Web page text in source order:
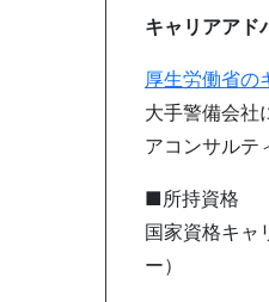
キャリアアド
厚生労働省の
大手警備会社
アコンサルテ
■所持資格
国家資格キャ
ー）